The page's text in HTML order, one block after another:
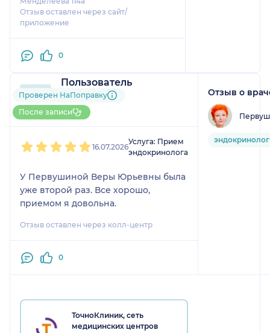
Отзыв оставлен через сайт/
приложение
0
Пользователь
НаПоправку
1 отзыв
До 5 записей через НаПоправку
Проверен НаПоправку
После записи
16.07.2026
Услуга: Прием
эндокринолога
У Первушиной Веры Юрьевны была
уже второй раз. Все хорошо,
приемом я довольна.
Отзыв оставлен через колл-центр
0
Отзыв о
эндокринолог
ТочноКлиник, сеть
медицинских центров